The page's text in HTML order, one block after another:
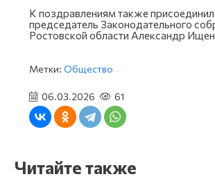
К поздравлениям также
председатель Законодательного
Ростовской области Александр
Метки: Общество
06.03.2026 61
Читайте также